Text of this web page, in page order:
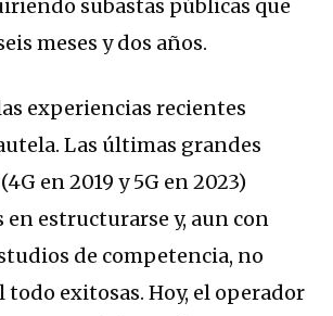
subastas públicas que
meses y dos años.
experiencias recientes
Las últimas grandes
en 2019 y 5G en 2023)
en estructurarse y, aun con
de competencia, no
exitosas. Hoy, el operador